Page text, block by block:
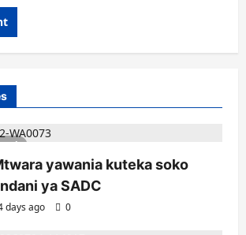
yawania kuteka soko
ya SADC
days ago 0